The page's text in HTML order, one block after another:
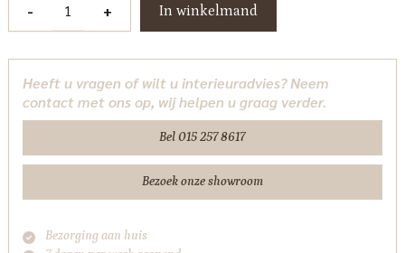
-
Bull
anthracite
Tower
aantal
+ In winkelmand
Heeft u vragen of wilt u interieuradvies? Neem
contact met ons op, wij helpen u graag verder.
Bel 015 257 8617
Bezoek onze showroom
Bezorging aan huis